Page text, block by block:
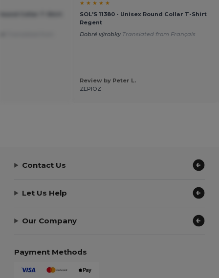
★ ★ ★ ★ ★
SOL'S 11380 - Unisex Round Collar T-Shirt
Regent
Dobré výrobky Translated from Français
Review by Peter L.
ZEPIOZ
Contact Us
Let Us Help
Our Company
Payment Methods